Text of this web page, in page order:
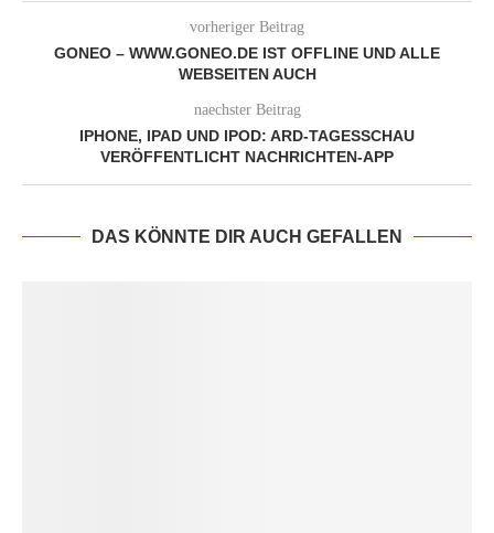
vorheriger Beitrag
GONEO – WWW.GONEO.DE IST OFFLINE UND ALLE
WEBSEITEN AUCH
naechster Beitrag
IPHONE, IPAD UND IPOD: ARD-TAGESSCHAU
VERÖFFENTLICHT NACHRICHTEN-APP
DAS KÖNNTE DIR AUCH GEFALLEN